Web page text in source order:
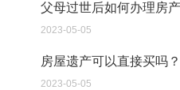
父母过世后如何办理房
2023-05-05
房屋遗产可以直接买吗？
2023-05-05